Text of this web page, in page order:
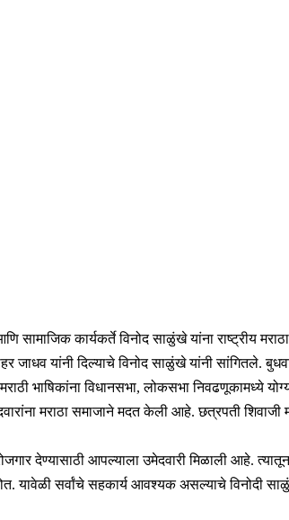
सामाजिक कार्यकर्ते विनोद साळुंखे यांना राष्ट्रीय
जाधव यांनी दिल्याचे विनोद साळुंखे यांनी सांगितले.
भाषिकांना विधानसभा, लोकसभा निवढणूकामध्ये
मराठा समाजाने मदत केली आहे. छत्रपती
देण्यासाठी आपल्याला उमेदवारी मिळाली आहे.
यावेळी सर्वांचे सहकार्य आवश्यक असल्याचे विनोदी